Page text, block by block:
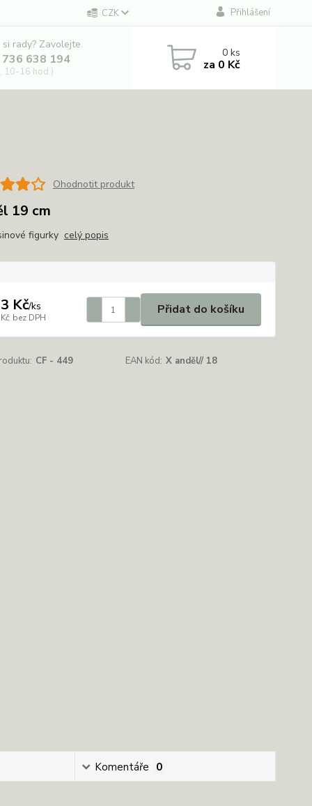
CZK Přihlášení
rady? Zavolejte.
638 194
10-16 hod.)
0ks
za 0 Kč
Ohodnotit produkt
19 cm
figurky celý popis
Kč/ks
bez DPH
Přidat do košíku
CF - 449 EAN kód: X anděl// 18
Komentáře 0